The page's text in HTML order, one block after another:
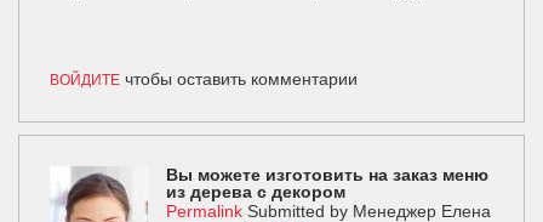
ВОЙДИТЕ чтобы оставить комментарии
Вы можете изготовить на заказ меню
из дерева с декором
Permalink Submitted by Менеджер Елена